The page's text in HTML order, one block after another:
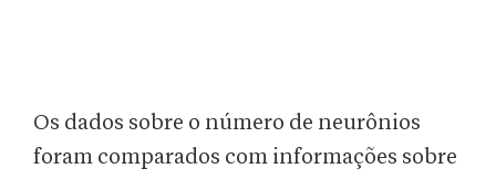
Os dados sobre o número de neurônios
foram comparados com informações sobre